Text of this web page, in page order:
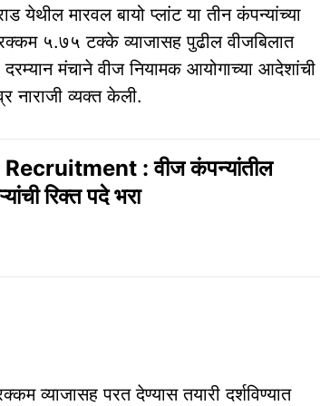
येथील मारवल बायो प्लांट या तीन कंपन्यांच्या
५.७५ टक्के व्याजासह पुढील वीजबिलात
मंचाने वीज नियामक आयोगाच्या आदेशांची
नाराजी व्यक्त केली.
: वीज कंपन्यांतील
रिक्त पदे भरा
व्याजासह परत देण्यास तयारी दर्शविण्यात